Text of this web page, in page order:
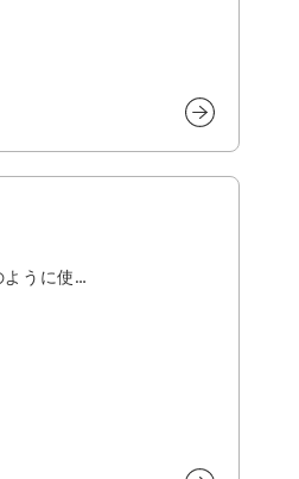
ッツバターのように使…